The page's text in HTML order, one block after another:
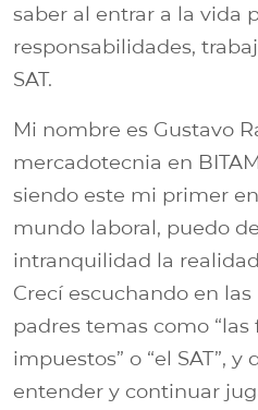
saber al entrar a la vida
responsabilidades,
SAT.
Mi nombre es Gustavo
mercadotecnia en
siendo este mi primer
mundo laboral, puedo
intranquilidad la
Crecí escuchando en
padres temas como “las
impuestos” o “el SAT”,
entender y continuar